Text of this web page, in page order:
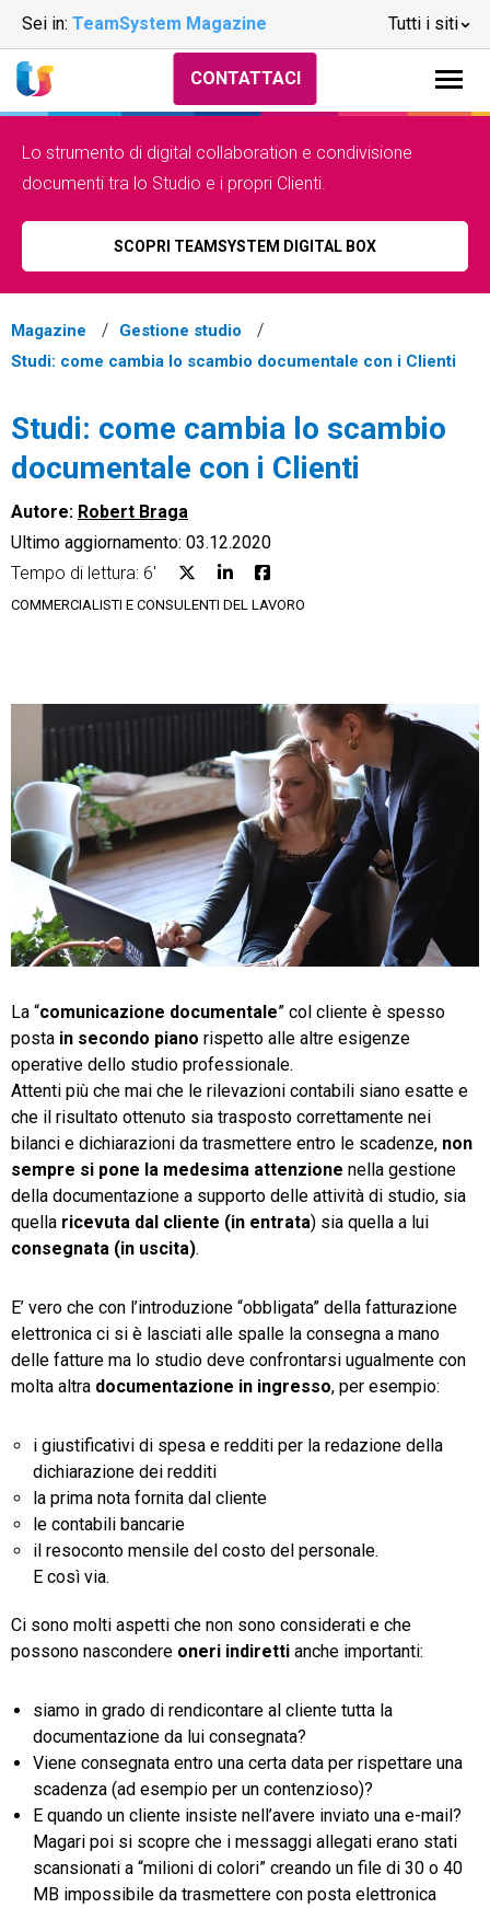
Sei in: TeamSystem Magazine Tutti i siti
Fatturazione
Financial Solutions
HR
Trust Services
TeamSystem Store
CONTATTACI
Lo strumento di digital collaboration e condivisione
documenti tra lo Studio e i propri Clienti.
SCOPRI TEAMSYSTEM DIGITAL BOX
Magazine
Gestione studio
Studi: come cambia lo scambio documentale con i Clienti
Studi: come cambia lo scambio
documentale con i Clienti
Autore: Robert Braga
Ultimo aggiornamento: 03.12.2020
Tempo di lettura: 6'
COMMERCIALISTI E CONSULENTI DEL LAVORO
La “comunicazione documentale” col cliente è spesso
posta in secondo piano rispetto alle altre esigenze
operative dello studio professionale.
Attenti più che mai che le rilevazioni contabili siano esatte e
che il risultato ottenuto sia trasposto correttamente nei
bilanci e dichiarazioni da trasmettere entro le scadenze, non
sempre si pone la medesima attenzione nella gestione
della documentazione a supporto delle attività di studio, sia
quella ricevuta dal cliente (in entrata) sia quella a lui
consegnata (in uscita).
E’ vero che con l’introduzione “obbligata” della fatturazione
elettronica ci si è lasciati alle spalle la consegna a mano
delle fatture ma lo studio deve confrontarsi ugualmente con
molta altra documentazione in ingresso, per esempio:
i giustificativi di spesa e redditi per la redazione della
dichiarazione dei redditi
la prima nota fornita dal cliente
le contabili bancarie
il resoconto mensile del costo del personale.
E così via.
Ci sono molti aspetti che non sono considerati e che
possono nascondere oneri indiretti anche importanti:
siamo in grado di rendicontare al cliente tutta la
documentazione da lui consegnata?
Viene consegnata entro una certa data per rispettare una
scadenza (ad esempio per un contenzioso)?
E quando un cliente insiste nell’avere inviato una e-mail?
Magari poi si scopre che i messaggi allegati erano stati
scansionati a “milioni di colori” creando un file di 30 o 40
MB impossibile da trasmettere con posta elettronica